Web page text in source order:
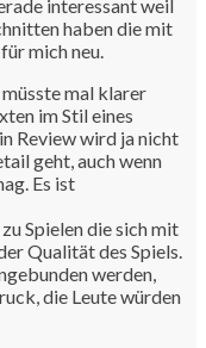
interessant weil
haben die mit
mich neu.
mal klarer
im Stil eines
Review wird ja nicht
geht, auch wenn
Es ist
Spielen die sich mit
Qualität des Spiels.
werden,
die Leute würden